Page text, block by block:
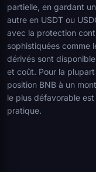
partielle, en gardant
autre en USDT ou
avec la protection
sophistiquées comme
dérivés sont
et coût. Pour la
position BNB à un
le plus défavorable
pratique.